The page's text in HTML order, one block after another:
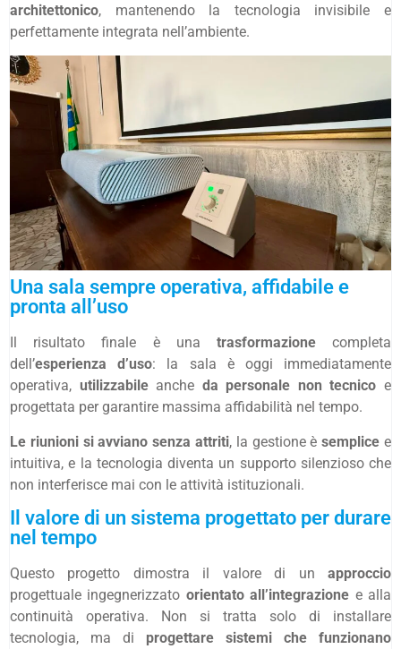
architettonico, mantenendo la tecnologia invisibile e
perfettamente integrata nell’ambiente.
Una sala sempre operativa, affidabile e
pronta all’uso
Il risultato finale è una trasformazionecompleta
dell’esperienza d’uso: la sala è oggi immediatamente
operativa, utilizzabileanche da personale non tecnico e
progettata per garantire massima affidabilità nel tempo.
Le riunioni si avviano senza attriti, la gestione èsemplice e
intuitiva, e la tecnologia diventa un supporto silenzioso che
non interferisce mai con le attività istituzionali.
Il valore di un sistema progettato per durare
nel tempo
Questo progetto dimostra il valore di un approccio
progettuale ingegnerizzato orientato all’integrazione e alla
continuità operativa. Non si tratta solo di installare
tecnologia, ma di progettare sistemi che funzionano